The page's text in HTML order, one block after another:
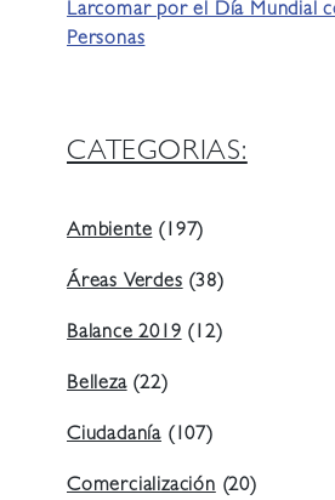
Larcomar por el Día Mundial
Personas
CATEGORIAS:
Ambiente (197)
Áreas Verdes (38)
Balance 2019 (12)
Belleza(22)
Ciudadanía (107)
Comercialización (20)